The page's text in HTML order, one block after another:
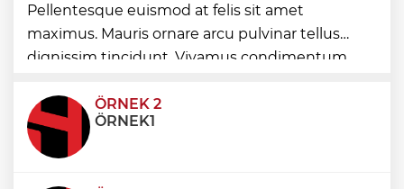
İpsala OSB'nin gelişimi için kritik ziyaret
Pellentesque euismod at felis sit amet
maximus. Mauris ornare arcu pulvinar tellus
dignissim tincidunt. Vivamus condimentum
condimentum eros et, faucibus sapien. Praese
ÖRNEK 2
ÖRNEK1